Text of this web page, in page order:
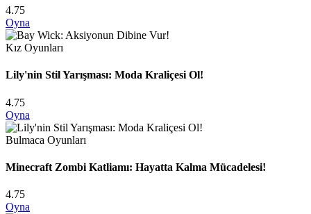
4.75
Oyna
Kız Oyunları
Lily'nin Stil Yarışması: Moda Kraliçesi Ol!
4.75
Oyna
Bulmaca Oyunları
Minecraft Zombi Katliamı: Hayatta Kalma Mücadelesi!
4.75
Oyna